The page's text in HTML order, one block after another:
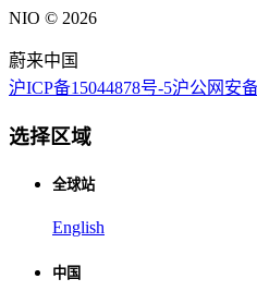
NIO © 2026
蔚来中国
沪ICP备15044878号-5沪公网安
选择区域
全球站
English
中国